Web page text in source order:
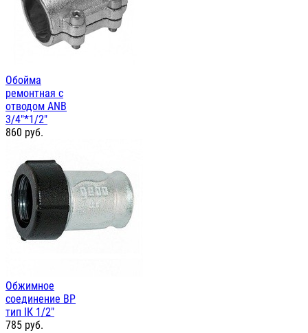
Обойма
ремонтная с
отводом ANB
3/4"*1/2"
860 руб.
Обжимное
соединение ВР
тип IК 1/2"
785 руб.